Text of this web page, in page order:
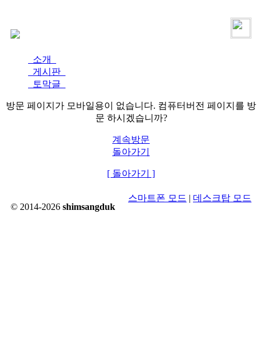
소개
게시판
토막글
방문 페이지가 모바일용이 없습니다. 컴퓨터버전 페이지를 방
문 하시겠습니까?
계속방문
돌아가기
[ 돌아가기 ]
© 2014-2026 shimsangduk
스마트폰 모드 | 데스크탑 모드